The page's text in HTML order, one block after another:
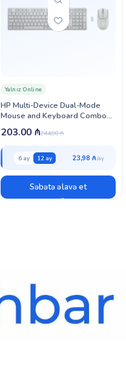
HP Multi-Device Dual-Mode
Mouse and Keyboard Combo
490C RUSS (BE1M5AA)
Yalnız Online
244.00₼
203.00 ₼
6 ay 12 ay 23,98 ₼
Səbətə əlavə et